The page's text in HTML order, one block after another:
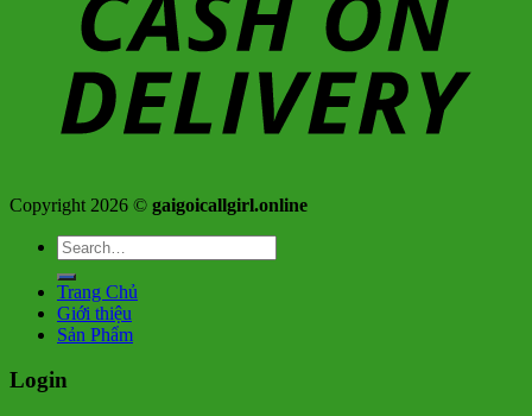
Copyright 2026 © gaigoicallgirl.online
Search
for:
Trang Chủ
Giới thiệu
Sản Phẩm
Login